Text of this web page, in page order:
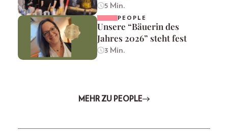
5 Min.
PEOPLE
Unsere “Bäuerin des
Jahres 2026” steht fest
3 Min.
MEHR ZU PEOPLE